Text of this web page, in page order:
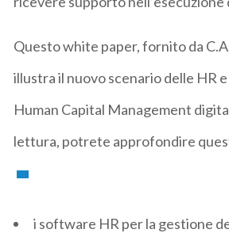
Questo white paper, fornito da
illustra il nuovo scenario delle HR
Human Capital Management
lettura, potrete approfondire
i software HR per la gestione